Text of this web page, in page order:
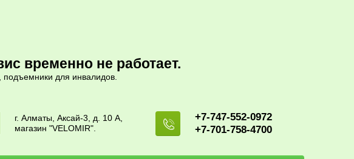
временно не работает.
для инвалидов.
+7-747-552-0972
+7-701-758-4700
г. Алматы, Аксай-3, д. 10 А,
магазин "VELOMIR".